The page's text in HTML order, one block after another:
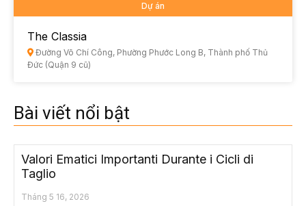
Dự án
The Classia
Đường Võ Chí Công, Phường Phước Long B, Thành phố Thủ
Đức (Quận 9 cũ)
Bài viết nổi bật
Valori Ematici Importanti Durante i Cicli di
Taglio
Tháng 5 16, 2026